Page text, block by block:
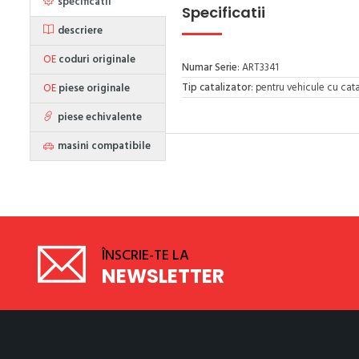
descriere
OEcoduri originale
OEpiese originale
piese echivalente
masini compatibile
Specificatii
Numar Serie: ART3341
Tip catalizator: pentru vehicule cu
ÎNSCRIE-TE LA
NEWSLETTER